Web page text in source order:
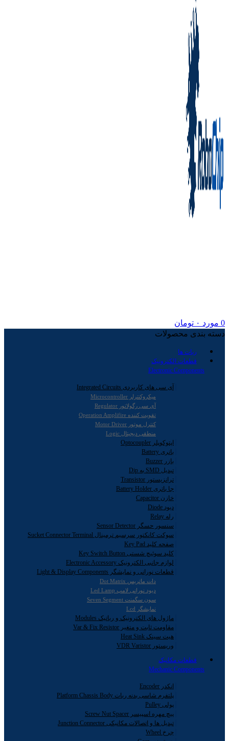
0 مورد ۰ تومان
دسته بندی محصولات
ربات ها
قطعات الکترونیک
Electronic Components
آی سی های کاربردی Integrated Circuits
میکروکنترلر Microcontroller
آی سی رگولاتور Regulator
تقویت کننده Operation Amplifire
کنترل موتور Motor Driver
منطقی دیجیتال Logic
اپتوکوپلر Optocoupler
باتری Battery
بازر Buzzer
تبدیل SMD به Dip
ترانزیستور Transistor
جا باتری Battery Holder
خازن Capacitor
دیود Diode
رله Relay
سنسور حسگر Sensor Detector
سوکت کانکتور سرسیم ترمینال Sucket Connector Terminal
صفحه کلید Key Pad
کلید سوئیچ شستی Key Switch Button
لوازم جانبی الکترونیک Electronic Accessory
قطعات نورانی و نمایشگر Light & Display Components
دات ماتریس Dot Matrix
دیود نورانی لامپ Led Lamp
سون سگمنت Seven Segment
نمایشگر Lcd
ماژول های الکترونیک و رباتیک Modules
مقاومت ثابت و متغیر Var & Fix Resistor
هیت سینک Heat Sink
وریستور VDR Varistor
قطعات مکانیک
Mechanic Components
انکدر Encoder
پلتفرم شاسی بدنه ربات Platform Chassis Body
پولی Pulley
پیچ مهره اسپیسر Screw Nut Spacer
تبدیل ها و اتصالات مکانیکی Junction Connector
چرخ Wheel